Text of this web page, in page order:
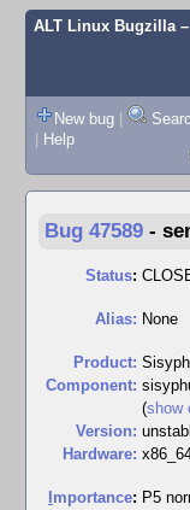
ALT Linux Bugzilla–
New bug |
| Help
Bug 47589 -
Status:
Alias: None
Product:
Component:
(show
Version:
Hardware:
mportance: P5